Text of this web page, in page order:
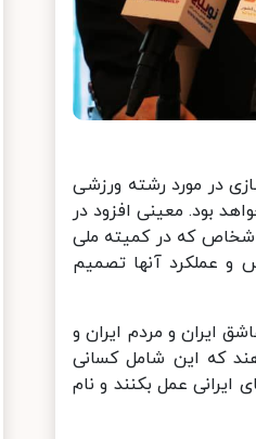
در مورد رشته ورزشی
بود. معینی افزود در
که در کمیته ملی
عملکرد آنها تصمیم
ایران و مردم ایران و
که این شامل کسانی
عمل بکنند و نام